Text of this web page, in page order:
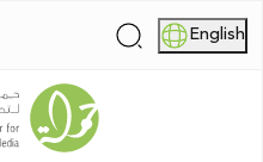
| English